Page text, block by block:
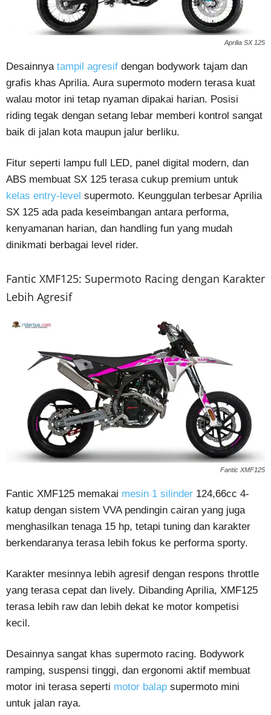
Aprilia SX 125
Desainnya tampil agresif dengan bodywork tajam dan
grafis khas Aprilia. Aura supermoto modern terasa kuat
walau motor ini tetap nyaman dipakai harian. Posisi
riding tegak dengan setang lebar memberi kontrol sangat
baik di jalan kota maupun jalur berliku.
Fitur seperti lampu full LED, panel digital modern, dan
ABS membuat SX 125 terasa cukup premium untuk
kelas entry-level supermoto. Keunggulan terbesar Aprilia
SX 125 ada pada keseimbangan antara performa,
kenyamanan harian, dan handling fun yang mudah
dinikmati berbagai level rider.
Fantic XMF125: Supermoto Racing dengan Karakter
Lebih Agresif
Fantic XMF125
Fantic XMF125 memakai mesin 1 silinder 124,66cc 4-
katup dengan sistem VVA pendingin cairan yang juga
menghasilkan tenaga 15 hp, tetapi tuning dan karakter
berkendaranya terasa lebih fokus ke performa sporty.
Karakter mesinnya lebih agresif dengan respons throttle
yang terasa cepat dan lively. Dibanding Aprilia, XMF125
terasa lebih raw dan lebih dekat ke motor kompetisi
kecil.
Desainnya sangat khas supermoto racing. Bodywork
ramping, suspensi tinggi, dan ergonomi aktif membuat
motor ini terasa seperti motor balap supermoto mini
untuk jalan raya.